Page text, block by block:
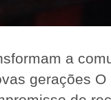
a
gerações